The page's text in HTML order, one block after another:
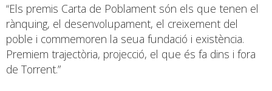
“Els premis Carta de Poblament són els que tenen el
rànquing, el desenvolupament, el creixement del
poble i commemoren la seua fundació i existència.
Premiem trajectòria, projecció, el que és fa dins i fora
de Torrent.”